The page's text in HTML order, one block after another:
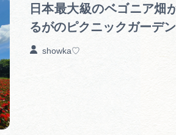
日本最大級のベゴニア畑
るがのピクニックガーデン
showka♡